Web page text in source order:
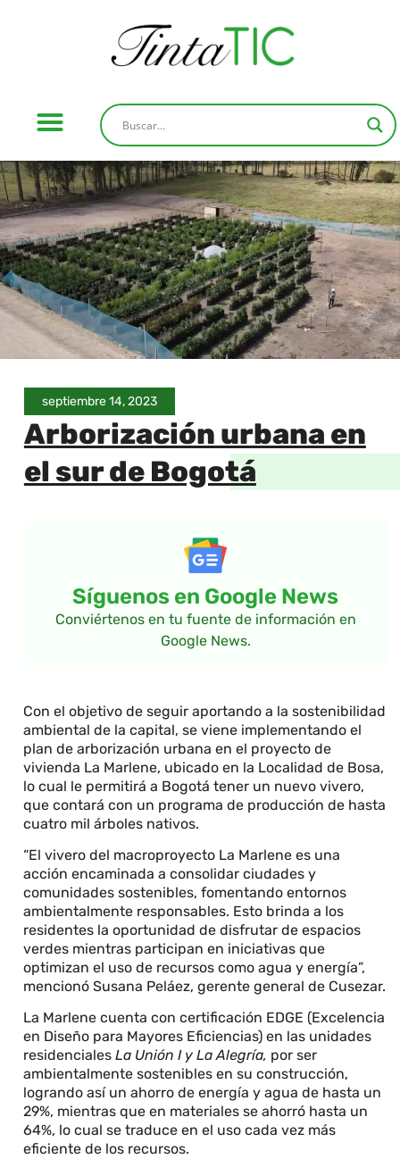
septiembre 14, 2023
Arborización urbana en
el sur de Bogotá
Síguenos en Google News
Conviértenos en tu fuente de información en
Google News.
Con el objetivo de seguir aportando a la sostenibilidad
ambiental de la capital, se viene implementando el
plan de arborización urbana en el proyecto de
vivienda La Marlene, ubicado en la Localidad de Bosa,
lo cual le permitirá a Bogotá tener un nuevo vivero,
que contará con un programa de producción de hasta
cuatro mil árboles nativos.
“El vivero del macroproyecto La Marlene es una
acción encaminada a consolidar ciudades y
comunidades sostenibles, fomentando entornos
ambientalmente responsables. Esto brinda a los
residentes la oportunidad de disfrutar de espacios
verdes mientras participan en iniciativas que
optimizan el uso de recursos como agua y energía”,
mencionó Susana Peláez, gerente general de Cusezar.
La Marlene cuenta con certificación EDGE (Excelencia
en Diseño para Mayores Eficiencias) en las unidades
residencialesLa Unión I y La Alegría, por ser
ambientalmente sostenibles en su construcción,
logrando así un ahorro de energía y agua de hasta un
29%, mientras que en materiales se ahorró hasta un
64%, lo cual se traduce en el uso cada vez más
eficiente de los recursos.